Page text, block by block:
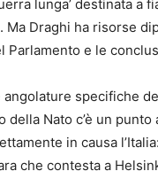
lunga’ destinata a
Draghi ha risorse
e le
specifiche
Nato c’è un
in causa
che contesta a